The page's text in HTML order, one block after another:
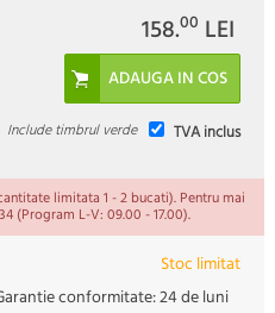
158.00 LEI
TVA inclus
Include timbrul verde
limitata 1 - 2 bucati). Pentru mai
(Program L-V: 09.00 - 17.00).
Stoc limitat
conformitate:24 de luni